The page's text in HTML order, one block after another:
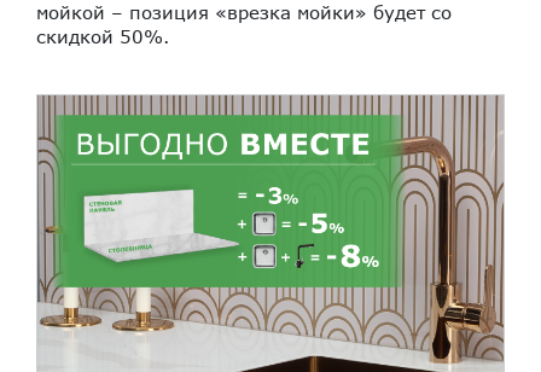
мойкой – позиция «врезка мойки» будет со
скидкой 50%.